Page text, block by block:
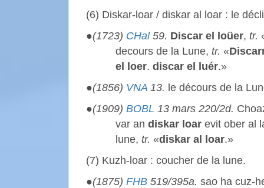
(6) Diskar-loar / diskar al loar : le
●(1723) CHal59. Discar el loüer, tr.
decours de la Lune, tr. «
el loer. discar el luér.»
●(1856) VNA 13. le décours de la
●(1909) BOBL 13 mars 220/2d.
var an diskar loar evit ober al
lune, tr. «diskar al loar.»
(7) Kuzh-loar : coucher de la lune.
●(1875) FHB 519/395a. sao ha cuz-